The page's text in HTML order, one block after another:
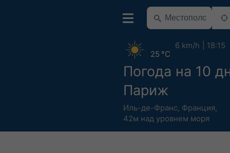
Погода на 10
Париж
Иль-де-Франс, Франция,
42м над уровнем моря
25 °C
6 km/h 18:15